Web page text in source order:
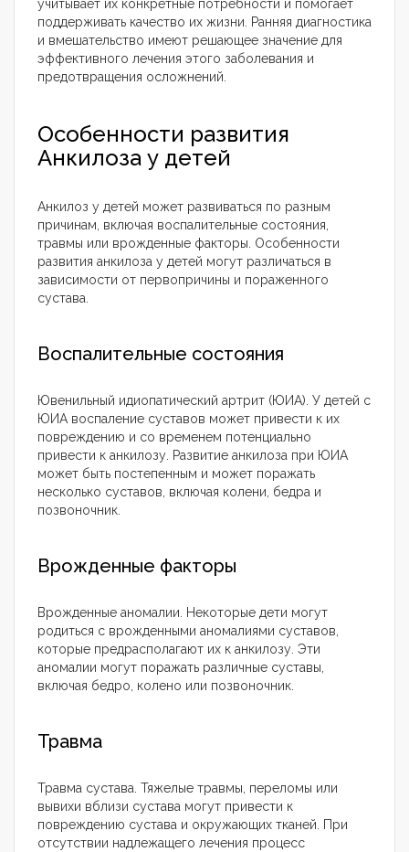
учитывает их конкретные потребности и помогает
поддерживать качество их жизни. Ранняя диагностика
и вмешательство имеют решающее значение для
эффективного лечения этого заболевания и
предотвращения осложнений.
Особенности развития
Анкилоза у детей
Анкилоз у детей может развиваться по разным
причинам, включая воспалительные состояния,
травмы или врожденные факторы. Особенности
развития анкилоза у детей могут различаться в
зависимости от первопричины и пораженного
сустава.
Воспалительные состояния
Ювенильный идиопатический артрит (ЮИА). У детей с
ЮИА воспаление суставов может привести к их
повреждению и со временем потенциально
привести к анкилозу. Развитие анкилоза при ЮИА
может быть постепенным и может поражать
несколько суставов, включая колени, бедра и
позвоночник.
Врожденные факторы
Врожденные аномалии. Некоторые дети могут
родиться с врожденными аномалиями суставов,
которые предрасполагают их к анкилозу. Эти
аномалии могут поражать различные суставы,
включая бедро, колено или позвоночник.
Травма
Травма сустава. Тяжелые травмы, переломы или
вывихи вблизи сустава могут привести к
повреждению сустава и окружающих тканей. При
отсутствии надлежащего лечения процесс